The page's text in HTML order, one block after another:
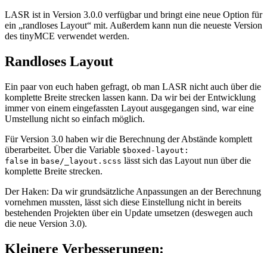
LASR ist in Version 3.0.0 verfügbar und bringt eine neue Option für
ein „randloses Layout“ mit. Außerdem kann nun die neueste Version
des tinyMCE verwendet werden.
Randloses Layout
Ein paar von euch haben gefragt, ob man LASR nicht auch über die
komplette Breite strecken lassen kann. Da wir bei der Entwicklung
immer von einem eingefassten Layout ausgegangen sind, war eine
Umstellung nicht so einfach möglich.
Für Version 3.0 haben wir die Berechnung der Abstände komplett
überarbeitet. Über die Variable $boxed-layout:
false in base/_layout.scss lässt sich das Layout nun über die
komplette Breite strecken.
Der Haken: Da wir grundsätzliche Anpassungen an der Berechnung
vornehmen mussten, lässt sich diese Einstellung nicht in bereits
bestehenden Projekten über ein Update umsetzen (deswegen auch
die neue Version 3.0).
Kleinere Verbesserungen: